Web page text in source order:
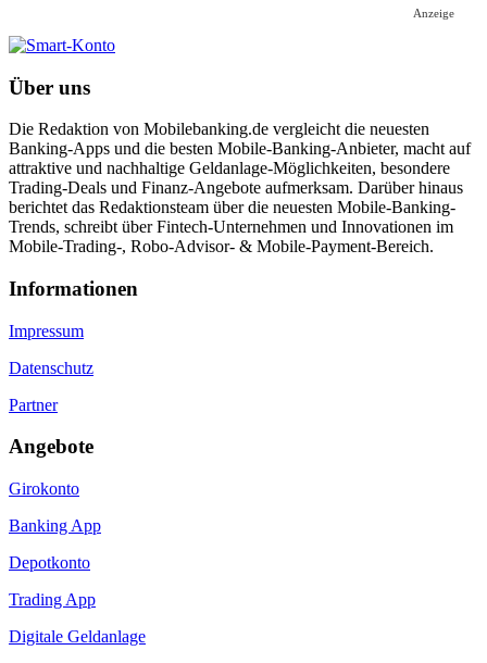
Anzeige
Über uns
Die Redaktion von Mobilebanking.de vergleicht die neuesten
Banking-Apps und die besten Mobile-Banking-Anbieter, macht auf
attraktive und nachhaltige Geldanlage-Möglichkeiten, besondere
Trading-Deals und Finanz-Angebote aufmerksam. Darüber hinaus
berichtet das Redaktionsteam über die neuesten Mobile-Banking-
Trends, schreibt über Fintech-Unternehmen und Innovationen im
Mobile-Trading-, Robo-Advisor- & Mobile-Payment-Bereich.
Informa­tionen
Impressum
Datenschutz
Partner
Angebote
Girokonto
Banking App
Depotkonto
Trading App
Digitale Geldanlage